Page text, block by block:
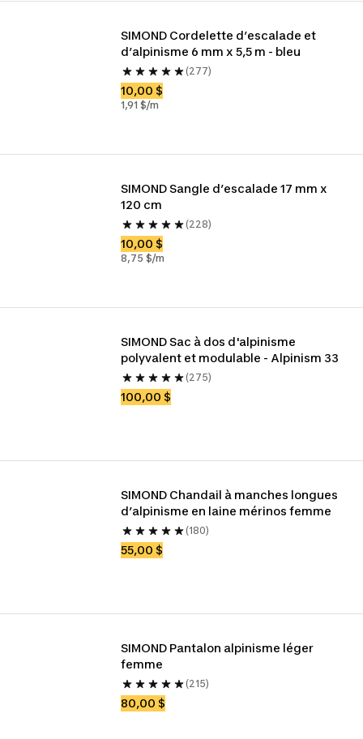
SIMOND Cordelette d’escalade et
d’alpinisme 6 mm x 5,5 m - bleu
(277)
10,00 $
1,91 $/m
SIMOND Sangle d’escalade 17 mm x
120 cm
(228)
10,00 $
8,75 $/m
SIMOND Sac à dos d'alpinisme
polyvalent et modulable - Alpinism 33
(275)
100,00 $
SIMOND Chandail à manches longues
d’alpinisme en laine mérinos femme
(180)
55,00 $
SIMOND Pantalon alpinisme léger
femme
(215)
80,00 $